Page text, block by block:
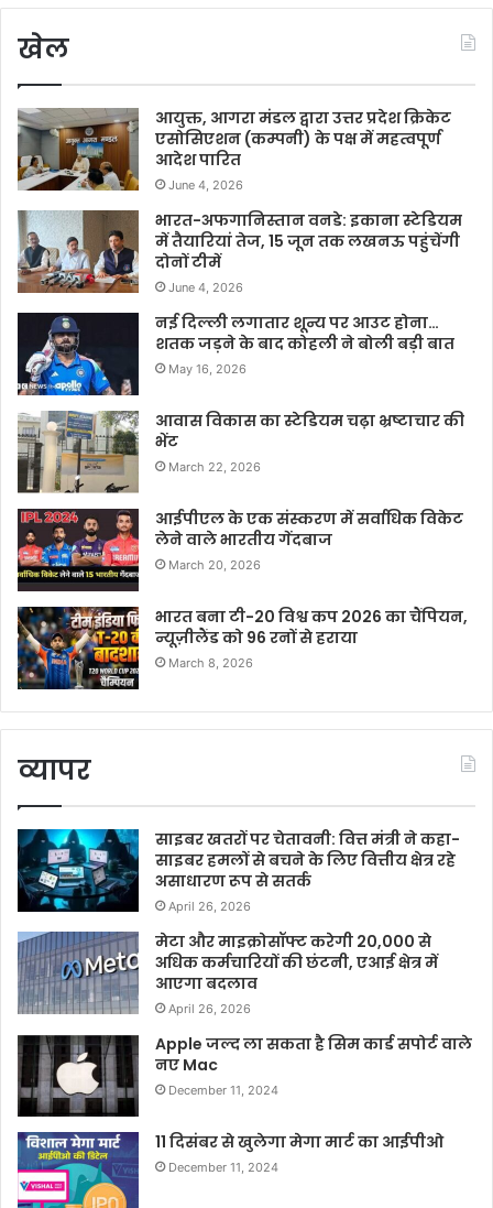
खेल
आयुक्त, आगरा मंडल द्वारा उत्तर प्रदेश क्रिकेट
एसोसिएशन (कम्पनी) के पक्ष में महत्वपूर्ण
आदेश पारित
June 4, 2026
भारत-अफगानिस्तान वनडे: इकाना स्टेडियम
में तैयारियां तेज, 15 जून तक लखनऊ पहुंचेंगी
दोनों टीमें
June 4, 2026
नई दिल्ली लगातार शून्य पर आउट होना…
शतक जड़ने के बाद कोहली ने बोली बड़ी बात
May 16, 2026
आवास विकास का स्टेडियम चढ़ा भ्रष्टाचार की
भेंट
March 22, 2026
आईपीएल के एक संस्करण में सर्वाधिक विकेट
लेने वाले भारतीय गेंदबाज
March 20, 2026
भारत बना टी-20 विश्व कप 2026 का चैंपियन,
न्यूज़ीलैंड को 96 रनों से हराया
March 8, 2026
व्यापर
साइबर खतरों पर चेतावनी: वित्त मंत्री ने कहा-
साइबर हमलों से बचने के लिए वित्तीय क्षेत्र रहे
असाधारण रूप से सतर्क
April 26, 2026
मेटा और माइक्रोसॉफ्ट करेगी 20,000 से
अधिक कर्मचारियों की छंटनी, एआई क्षेत्र में
आएगा बदलाव
April 26, 2026
Apple जल्द ला सकता है सिम कार्ड सपोर्ट वाले
नए Mac
December 11, 2024
11 दिसंबर से खुलेगा मेगा मार्ट का आईपीओ
December 11, 2024